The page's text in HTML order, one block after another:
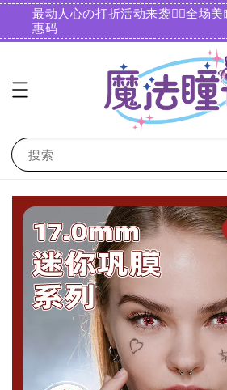
最动人心の打折活动来袭❤️‍🔥全场
惠码️
搜索